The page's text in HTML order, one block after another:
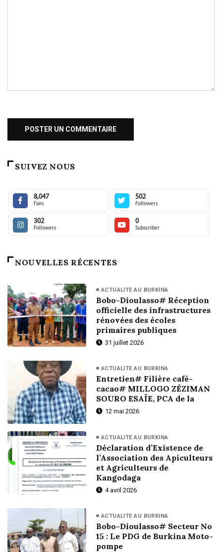
SUIVEZ NOUS
8,047
Fans
502
Followers
302
Followers
0
Subscriber
NOUVELLES RÉCENTES
ACTUALITE AU BURKINA
Bobo-Dioulasso# Réception
officielle des infrastructures
rénovées des écoles
primaires publiques
31 juillet 2026
ACTUALITE AU BURKINA
Entretien# Filière cafè-
cacao# MILLOGO ZÉZIMAN
SOURO ESAÏE, PCA de la
12 mai 2026
ACTUALITE AU BURKINA
Déclaration d’Existence de
l’Association des Apiculteurs
et Agriculteurs de
Kangodaga
4 avril 2026
ACTUALITE AU BURKINA
Bobo-Dioulasso# Secteur No
15 : Le PDG de Burkina Moto-
pompe